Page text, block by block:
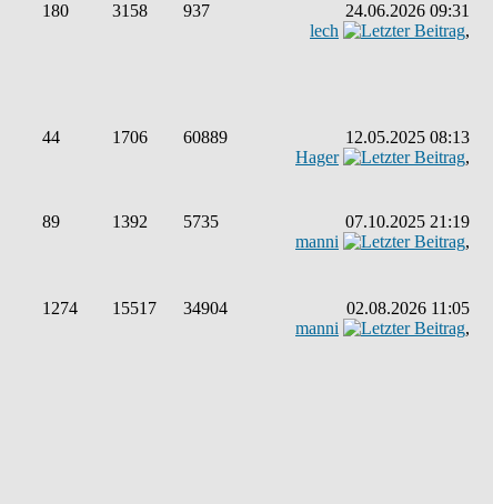
180 3158 937
24.06.2026 09:31
lech
,
44 1706 60889
12.05.2025 08:13
Hager
,
89 1392 5735
07.10.2025 21:19
manni
,
1274 15517 34904
02.08.2026 11:05
manni
,